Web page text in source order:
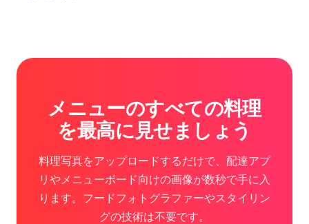
メニューのすべての料理
を最高に見せましょう
料理写真をアップロードするだけで、配達アプ
リやメニューボード向けの画像が数秒で手に入
ります。フードフォトグラファーやスタイリン
グの技術は不要です。